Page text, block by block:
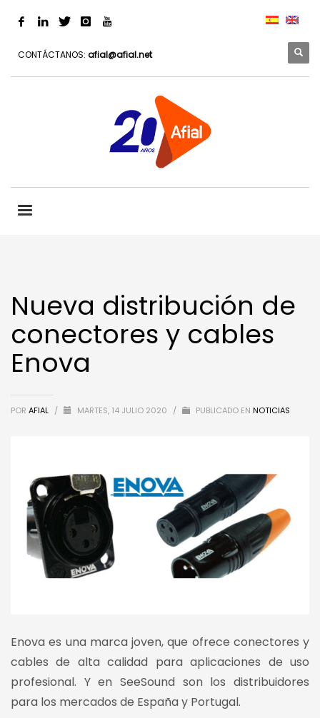
CONTÁCTANOS: afial@afial.net
Nueva distribución de
conectores y cables
Enova
POR AFIAL / MARTES, 14 JULIO 2020 / PUBLICADO EN NOTICIAS
Enova es una marca joven, que ofrece conectores y
cables de alta calidad para aplicaciones de uso
profesional. Y en SeeSound son los distribuidores
para los mercados de España y Portugal.